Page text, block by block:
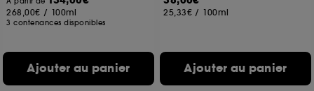
268,00€ / 100ml
3 contenances disponibles
Ajouter au panier
25,33€ / 100ml
Ajouter au panier